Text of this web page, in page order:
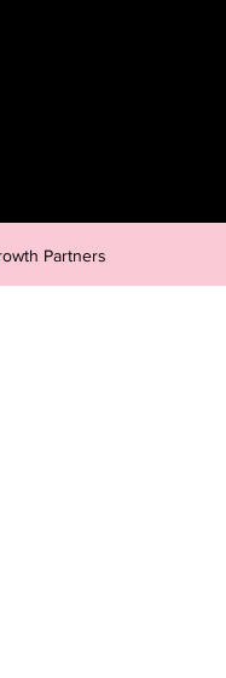
Partners